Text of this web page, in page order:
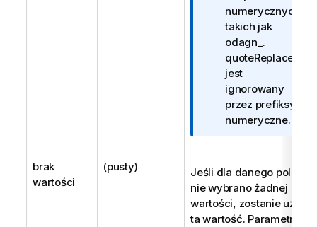
m
a
c
j
a
numerycznych,
takich jak
odagn_ .
quoteReplace
jest
ignorowany
przez prefiksy
numeryczne.
brak
wartości
(pusty)
Jeśli dla danego pola
nie wybrano żadnej
wartości, zostanie użyta
ta wartość. Parametr ten